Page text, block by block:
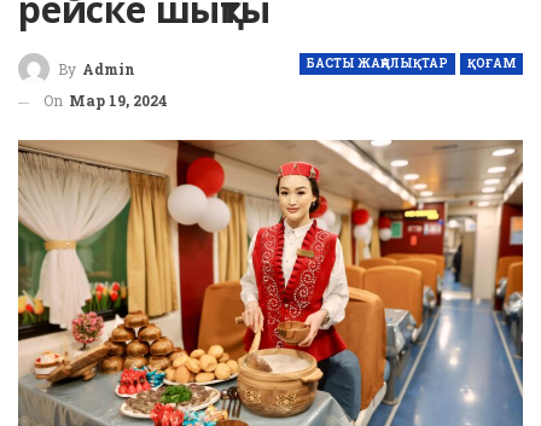
БАСТЫ ЖАҢАЛЫҚТАР ҚОҒАМ
By Admin
On Мар 19, 2024